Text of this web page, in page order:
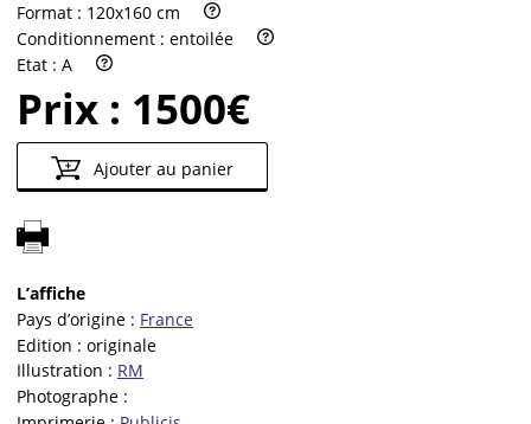
Format : 120x160 cm
Conditionnement : entoilée
Etat : A
Prix : 1500€
Ajouter au panier
L’affiche
Pays d’origine : France
Edition : originale
Illustration : RM
Photographe :